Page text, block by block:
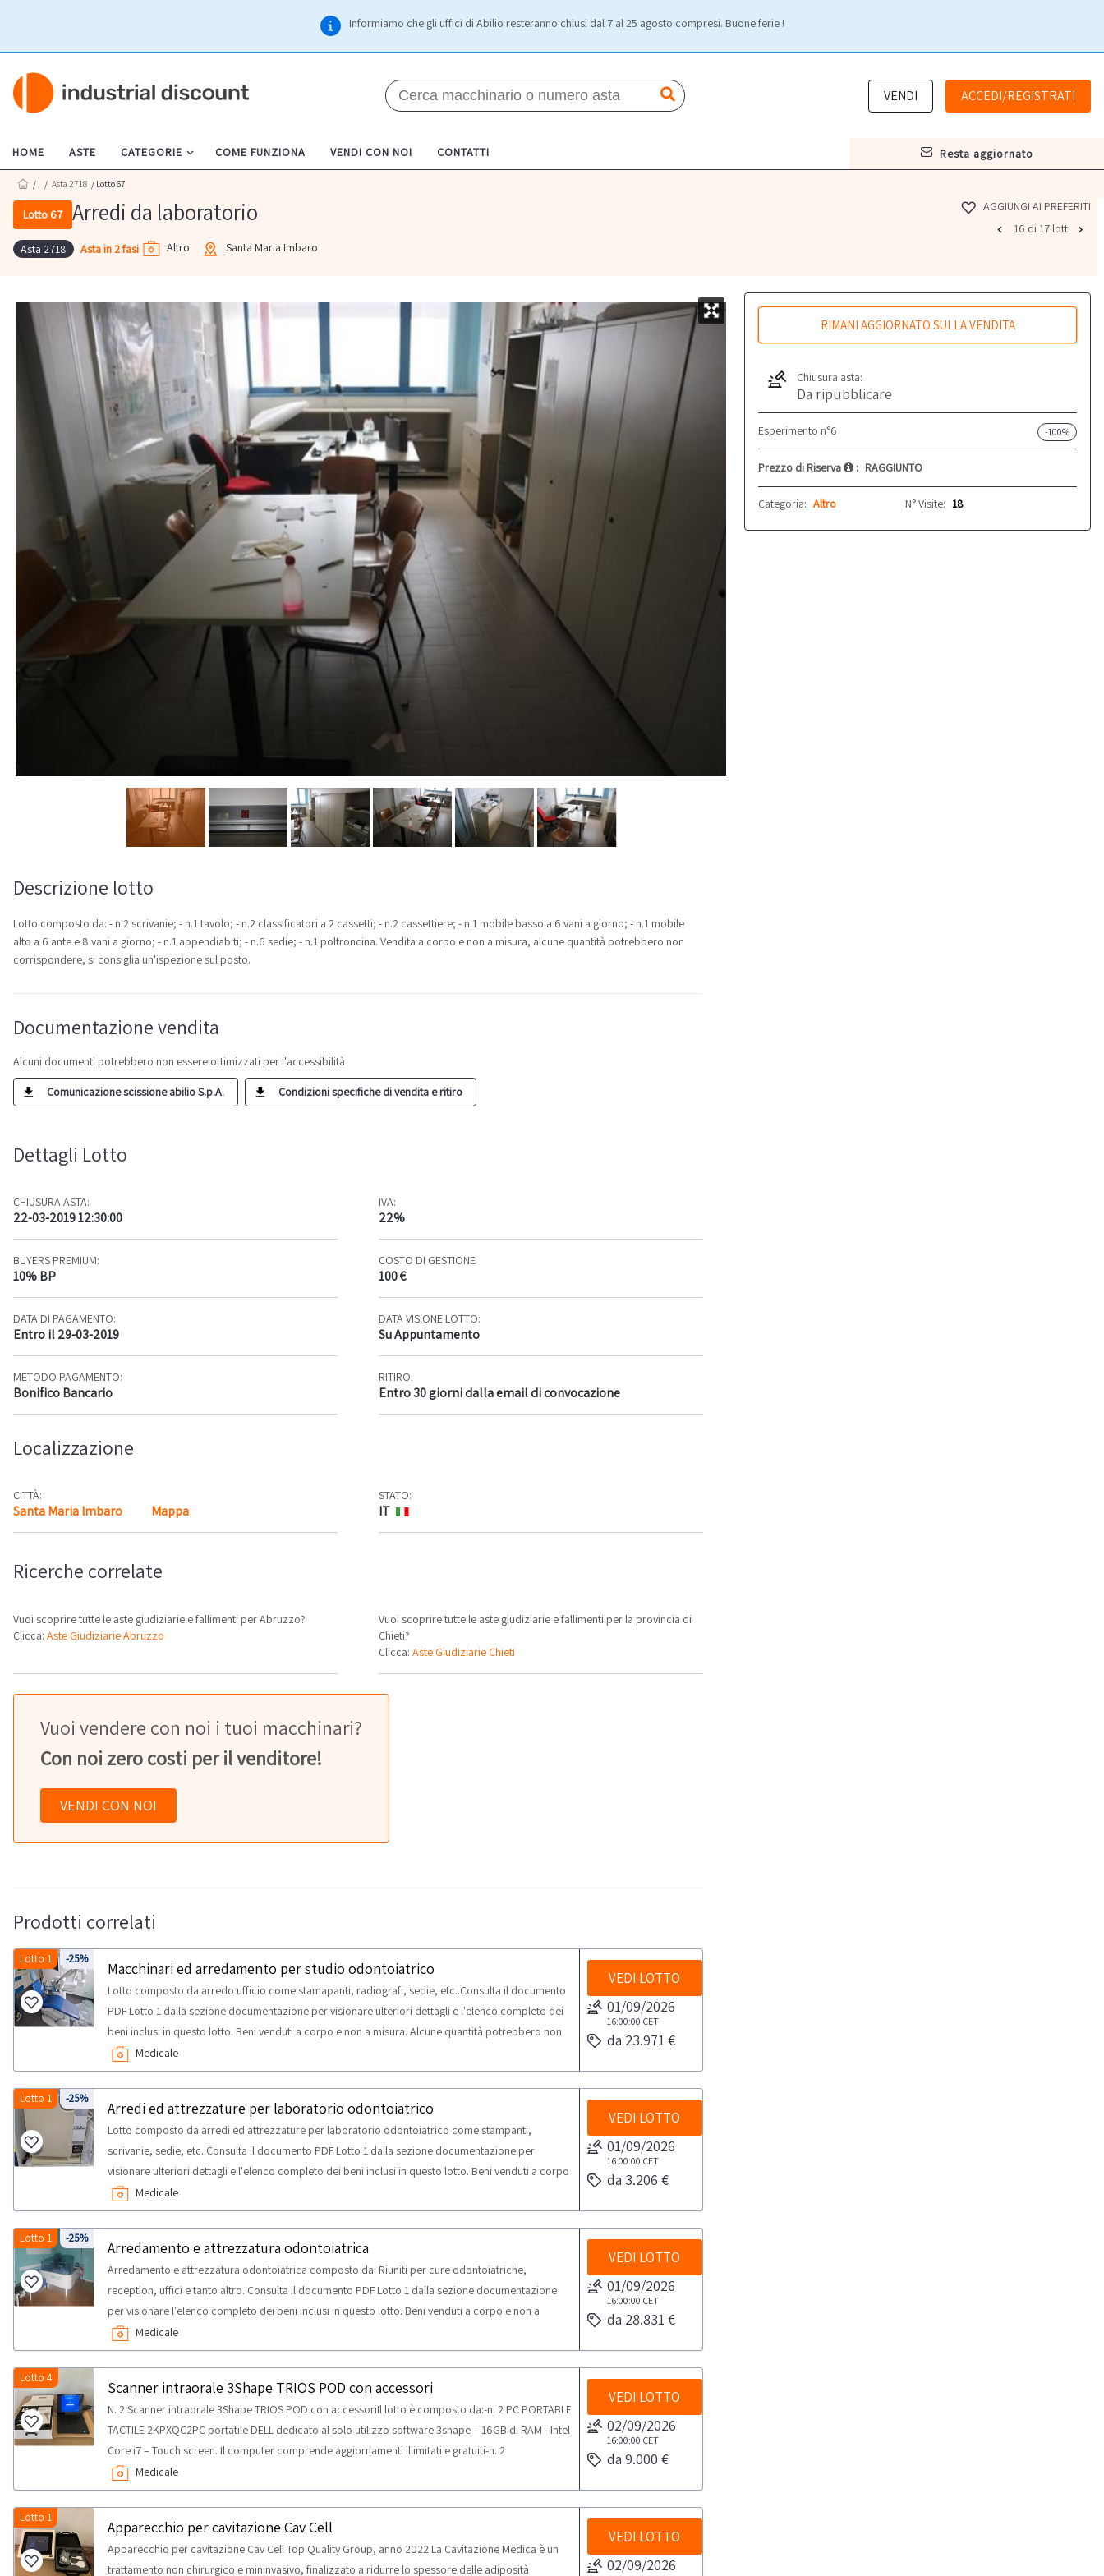
Informiamo che gli uffici di Abilio resteranno chiusi dal 7 al 25 agosto compresi. Buone ferie !
VENDI ACCEDI/REGISTRATI
HOME ASTE CATEGORIE COME FUNZIONA VENDI CON NOI CONTATTI resta aggiornato
/ / Asta 2718 / Lotto 67
Lotto 67 Arredi da laboratorio
Asta 2718 Asta in 2 fasi Altro Santa Maria Imbaro
AGGIUNGI AI PREFERITI
16 di 17 lotti
RIMANI AGGIORNATO SULLA VENDITA
Chiusura asta:
Da ripubblicare
Esperimento n°6 -100%
Prezzo di Riserva : RAGGIUNTO
Categoria: Altro N° Visite: 18
Descrizione lotto
Lotto composto da: - n.2 scrivanie; - n.1 tavolo; - n.2 classificatori a 2 cassetti; - n.2 cassettiere; - n.1 mobile basso a 6 vani a giorno; - n.1 mobile
alto a 6 ante e 8 vani a giorno; - n.1 appendiabiti; - n.6 sedie; - n.1 poltroncina. Vendita a corpo e non a misura, alcune quantità potrebbero non
corrispondere, si consiglia un'ispezione sul posto.
Documentazione vendita
Alcuni documenti potrebbero non essere ottimizzati per l'accessibilità
Comunicazione scissione abilio S.p.A. Condizioni specifiche di vendita e ritiro
Dettagli Lotto
CHIUSURA ASTA:
22-03-2019 12:30:00
IVA:
22%
BUYERS PREMIUM:
10% BP
COSTO DI GESTIONE
100 €
DATA DI PAGAMENTO:
Entro il 29-03-2019
DATA VISIONE LOTTO:
Su Appuntamento
METODO PAGAMENTO:
Bonifico Bancario
RITIRO:
Entro 30 giorni dalla email di convocazione
Localizzazione
CITTÀ:
Santa Maria Imbaro Mappa
STATO:
IT
Ricerche correlate
Vuoi scoprire tutte le aste giudiziarie e fallimenti per Abruzzo?
Clicca: Aste Giudiziarie Abruzzo
Vuoi scoprire tutte le aste giudiziarie e fallimenti per la provincia di
Chieti?
Clicca:Aste Giudiziarie Chieti
Vuoi vendere con noi i tuoi macchinari?
Con noi zero costi per il venditore!
VENDI CON NOI
Prodotti correlati
-25%
Lotto 1
Macchinari ed arredamento per studio odontoiatrico
Lotto composto da arredo ufficio come stamapanti, radiografi, sedie, etc..Consulta il documento
PDF Lotto 1 dalla sezione documentazione per visionare ulteriori dettagli e l'elenco completo dei
beni inclusi in questo lotto. Beni venduti a corpo e non a misura. Alcune quantità potrebbero non
corrispondere. Si consiglia un’ispezione sul posto. NOTE PER RITIRO: - tempistica massima
prevista per lo svolgimento delle attività di ritiro dal giorno concordato: 2 giorni
Medicale
VEDI LOTTO
01/09/2026
16:00:00 CET
da 23.971 €
-25%
Lotto 1
Arredi ed attrezzature per laboratorio odontoiatrico
Lotto composto da arredi ed attrezzature per laboratorio odontoiatrico come stampanti,
scrivanie, sedie, etc..Consulta il documento PDF Lotto 1 dalla sezione documentazione per
visionare ulteriori dettagli e l'elenco completo dei beni inclusi in questo lotto. Beni venduti a corpo
e non a misura. Alcune quantità potrebbero non corrispondere. Si consiglia un’ispezione sul
posto. NOTE PER RITIRO: - tempistica massima prevista per lo svolgimento delle attività di ritiro dal
giorno concordato: 1 giorno
Medicale
VEDI LOTTO
01/09/2026
16:00:00 CET
da 3.206 €
-25%
Lotto 1
Arredamento e attrezzatura odontoiatrica
Arredamento e attrezzatura odontoiatrica composto da: Riuniti per cure odontoiatriche,
reception, uffici e tanto altro. Consulta il documento PDF Lotto 1 dalla sezione documentazione
per visionare l'elenco completo dei beni inclusi in questo lotto. Beni venduti a corpo e non a
misura. Alcune quantità potrebbero non corrispondere. Si consiglia un’ispezione sul posto. NOTE
PER RITIRO: - tempistica massima prevista per lo svolgimento delle attività di ritiro dal giorno
concordato: 4 giorni - si consiglia di munirsi dei seguenti mezzi per il ritiro: articolato con sponda
idraulica
Medicale
VEDI LOTTO
01/09/2026
16:00:00 CET
da 28.831 €
Lotto 4
Scanner intraorale 3Shape TRIOS POD con accessori
N. 2 Scanner intraorale 3Shape TRIOS POD con accessoriIl lotto è composto da:-n. 2 PC PORTABLE
TACTILE 2KPXQC2PC portatile DELL dedicato al solo utilizzo software 3shape – 16GB di RAM –Intel
Core i7 – Touch screen. Il computer comprende aggiornamenti illimitati e gratuiti-n. 2
ALIMENTATION PC PORTATILE CN-06TTY6-48661-693-3MLG-A02Alimentatore PC portatile DELL-n. 2
3SHAPE TRIOS POD 1EB1623202015BStation di appoggio dello scanner. Si occupa di alimentare lo
scanner econverte le immagini acquisite tramite il cavo ottico per utilizzarle all’internodel software
dedicato-n. 2 3Shape TRIOS 3 SCANNER 1YA1622S01007BPeriferica scanner di acquisizione
immagini, con puntali intercambiabili.Utilizzato per acquisire immagini all’interno del cavo orale
Medicale
VEDI LOTTO
02/09/2026
16:00:00 CET
da 9.000 €
Lotto 1
Apparecchio per cavitazione Cav Cell
Apparecchio per cavitazione Cav Cell Top Quality Group, anno 2022.La Cavitazione Medica è un
trattamento non chirurgico e mininvasivo, finalizzato a ridurre lo spessore delle adiposità
VEDI LOTTO
02/09/2026